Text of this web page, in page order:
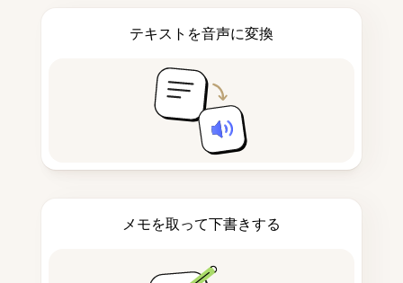
テキストを音声に変換
メモを取って下書きする